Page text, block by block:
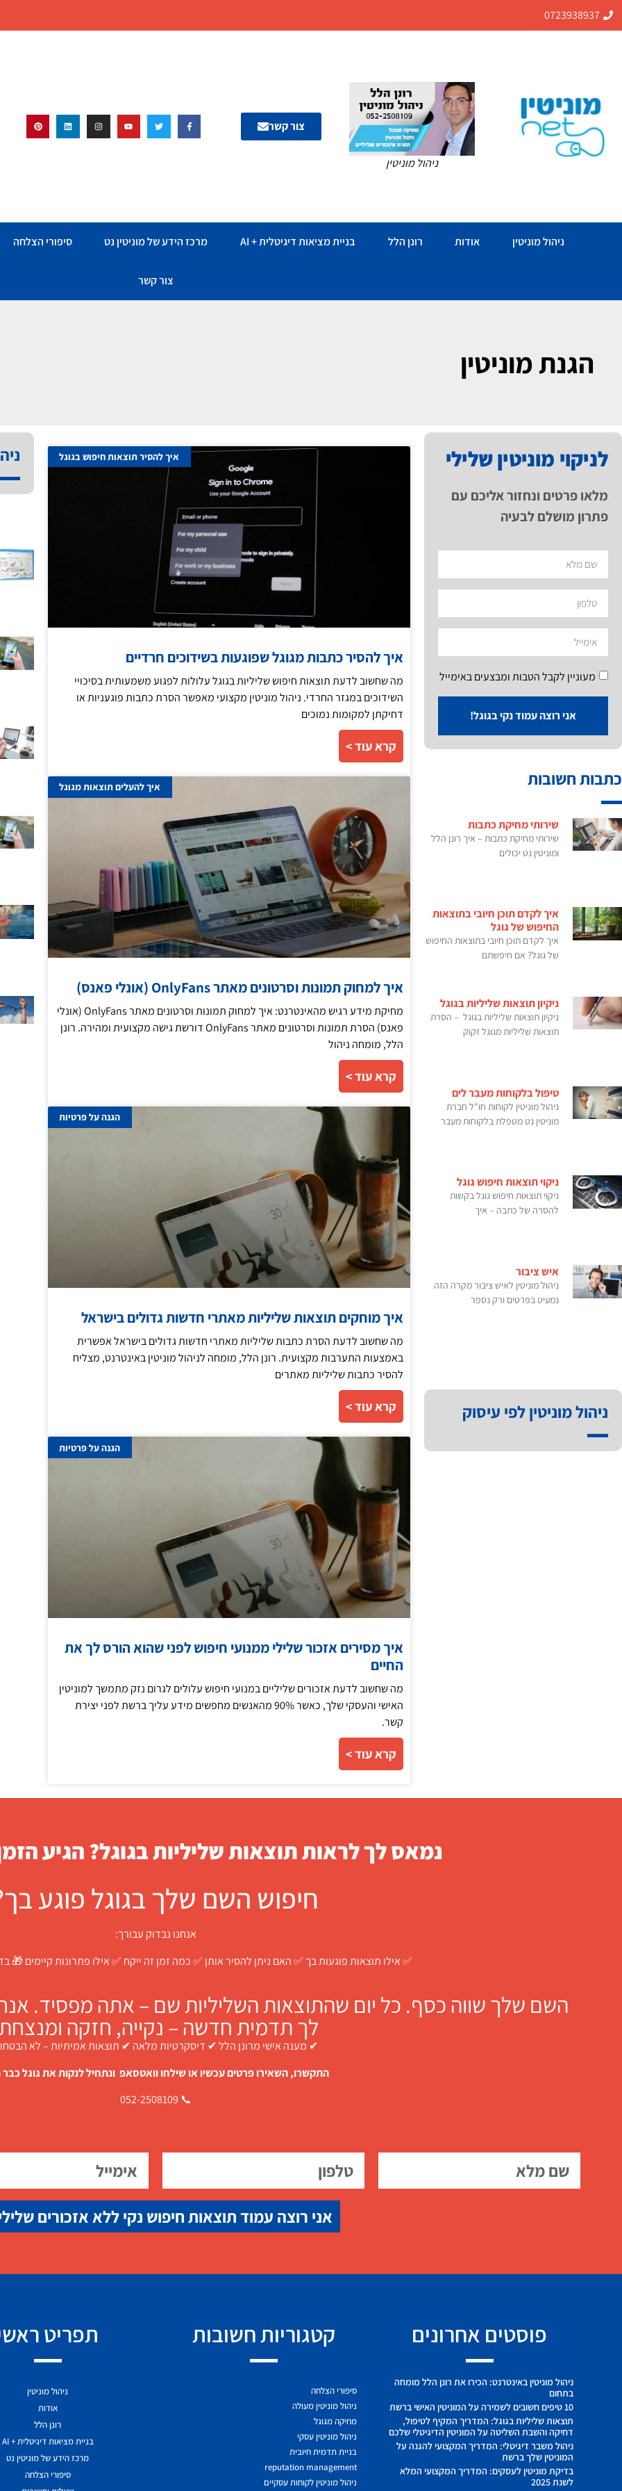
0723938937
ניהול מוניטין
צור קשר
ניהול מוניטין אודות רונן הלל בניית מציאות דיגיטלית + AI מרכז הידע של מוניטין נט סיפורי הצלחה
צור קשר
הגנת מוניטין
לניקוי מוניטין שלילי
מלאו פרטים ונחזור אליכם עם
פתרון מושלם לבעיה
מעוניין לקבל הטבות ומבצעים באימייל
אני רוצה עמוד נקי בגוגל!
כתבות חשובות
שירותי מחיקת כתבות
שירותי מחיקת כתבות – איך רונן הלל
ומוניטין נט יכולים
איך לקדם תוכן חיובי בתוצאות
החיפוש של גוגל
איך לקדם תוכן חיובי בתוצאות החיפוש
של גוגל? אם חיפשתם
ניקיון תוצאות שליליות בגוגל
ניקיון תוצאות שליליות בגוגל – הסרת
תוצאות שליליות מגוגל זקוק
טיפול בלקוחות מעבר לים
ניהול מוניטין לקוחות חו"ל חברת
מוניטין נט מטפלת בלקוחות מעבר
ניקוי תוצאות חיפוש גוגל
ניקוי תוצאות חיפוש גוגל בקשות
להסרה של כתבה – איך
איש ציבור
ניהול מוניטין לאיש ציבור מקרה הזה
נמעיט בפרטים ורק נספר
ניהול מוניטין לפי עיסוק
איך להסיר תוצאות חיפוש בגוגל
איך להסיר כתבות מגוגל שפוגעות בשידוכים חרדיים
מה שחשוב לדעת תוצאות חיפוש שליליות בגוגל עלולות לפגוע משמעותית בסיכויי
השידוכים במגזר החרדי. ניהול מוניטין מקצועי מאפשר הסרת כתבות פוגעניות או
דחיקתן למקומות נמוכים
קרא עוד >
איך להעלים תוצאות מגוגל
איך למחוק תמונות וסרטונים מאתר OnlyFans (אונלי פאנס)
מחיקת מידע רגיש מהאינטרנט: איך למחוק תמונות וסרטונים מאתר OnlyFans (אונלי
פאנס) הסרת תמונות וסרטונים מאתר OnlyFans דורשת גישה מקצועית ומהירה. רונן
הלל, מומחה ניהול
קרא עוד >
הגנה על פרטיות
איך מוחקים תוצאות שליליות מאתרי חדשות גדולים בישראל
מה שחשוב לדעת הסרת כתבות שליליות מאתרי חדשות גדולים בישראל אפשרית
באמצעות התערבות מקצועית. רונן הלל, מומחה לניהול מוניטין באינטרנט, מצליח
להסיר כתבות שליליות מאתרים
קרא עוד >
הגנה על פרטיות
איך מסירים אזכור שלילי ממנועי חיפוש לפני שהוא הורס לך את
החיים
מה שחשוב לדעת אזכורים שליליים במנועי חיפוש עלולים לגרום נזק מתמשך למוניטין
האישי והעסקי שלך, כאשר 90% מהאנשים מחפשים מידע עליך ברשת לפני יצירת
קשר.
קרא עוד >
נמאס לך לראות תוצאות שליליות בגוגל? הגיע
חיפוש השם שלך בגוגל פוגע
אנחנו נבדוק עבורך:
✅ אילו תוצאות פוגעות בך ✅ האם ניתן להסיר אותן ✅ כמה זמן זה ייקח ✅ אילו פתרונות קיימים 🎁
השם שלך שווה כסף. כל יום שהתוצאות השליליות שם – אתה מפסיד.
לך תדמית חדשה – נקייה, חזקה
✔ מענה אישי מרונן הלל ✔ דיסקרטיות מלאה ✔ תוצאות אמיתיות – לא
התקשרו, השאירו פרטים עכשיו או שילחו וואטסאפ ונתחיל לנקות את גוגל כבר
📞 052-2508109
אני רוצה עמוד תוצאות חיפוש נקי ללא אזכורים
פוסטים אחרונים
ניהול מוניטין באינטרנט: הכירו את רונן הלל מומחה
בתחום
10 טיפים חשובים לשמירה על המוניטין האישי ברשת
תוצאות שליליות בגוגל: המדריך המקיף לטיפול,
דחיקה והשבת השליטה על המוניטין הדיגיטלי שלכם
ניהול משבר דיגיטלי: המדריך המקצועי להגנה על
המוניטין שלך ברשת
בדיקת מוניטין לעסקים: המדריך המקצועי המלא
לשנת 2025
קטגוריות חשובות
סיפורי הצלחה
ניהול מוניטין מעולה
מחיקה מגוגל
ניהול מוניטין עסקי
בניית תדמית חיובית
reputation management
ניהול מוניטין לקוחות עסקיים
תפריט
ניהול מוניטין
אודות
רונן הלל
בניית מציאות דיגיטלית + AI
מרכז הידע של מוניטין נט
סיפורי הצלחה